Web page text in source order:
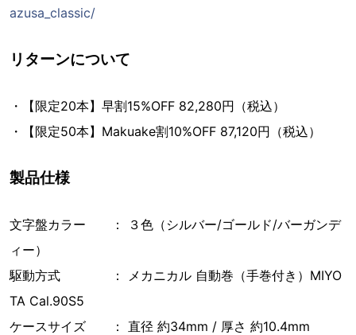
azusa_classic/
リターンについて
・【限定20本】早割15%OFF 82,280円（税込）
・【限定50本】Makuake割10%OFF 87,120円（税込）
製品仕様
文字盤カラー ： ３色（シルバー/ゴールド/バーガンデ
ィー）
駆動方式 ： メカニカル 自動巻（手巻付き）MIYO
TA Cal.90S5
ケースサイズ ： 直径 約34mm / 厚さ 約10.4mm